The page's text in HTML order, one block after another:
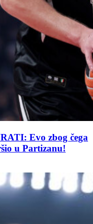
Evo zbog čega
u Partizanu!